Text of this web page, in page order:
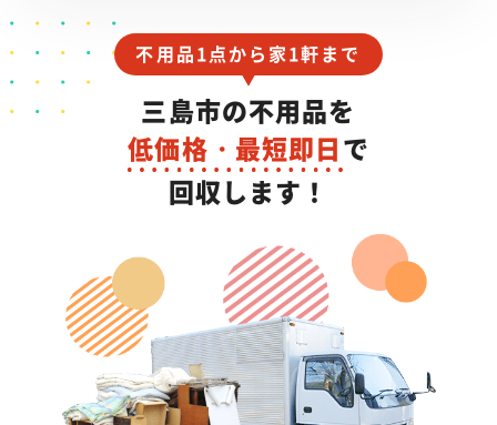
不用品1点から家1軒まで
三島市の不用品を
低価格・最短即日で
回収します！